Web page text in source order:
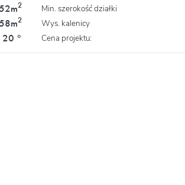
m2
m2
20 °
Min. szerokość działki
Wys. kalenicy
Cena projektu: